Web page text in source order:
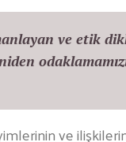
ve etik
ve